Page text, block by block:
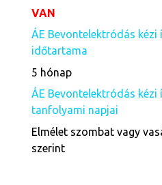
VAN
ÁE Bevontelektródás
időtartama
5 hónap
ÁE Bevontelektródás
tanfolyami napjai
Elmélet szombat vagy
szerint